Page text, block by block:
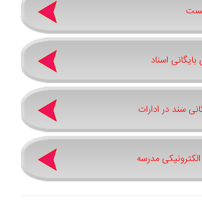
اسناد
سند در ادارات
مدرسه